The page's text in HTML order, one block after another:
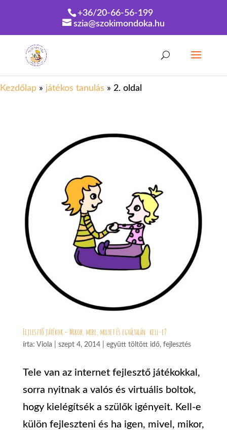
+36/20-66-56-199
szia@szokimondoka.hu
Kezdőlap » játékos tanulás » 2. oldal
Fejlesztő játékok – Mikor, mire, milyet és egyáltalán: kell-e?
írta: Viola szept 4, 2014| együtt töltött idő, fejlesztés
Tele van az internet fejlesztő játékokkal,
sorra nyitnak a valós és virtuális boltok,
hogy kielégítsék a szülők igényeit. Kell-e
külön fejleszteni és ha igen, mivel, mikor,